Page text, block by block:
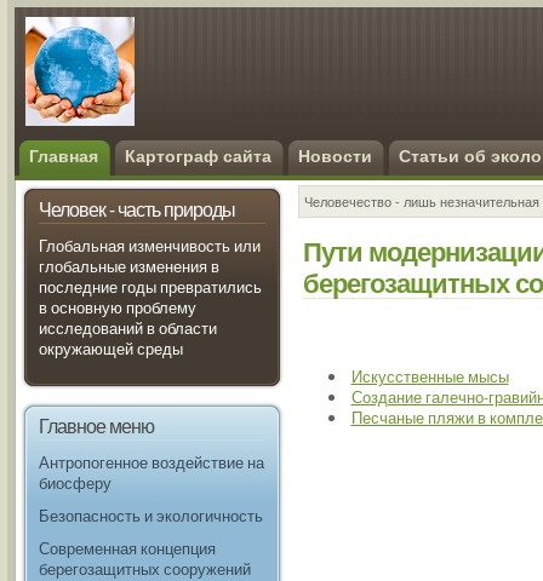
Главная Картограф сайта Новости Статьи об
Человек - часть природы
Глобальная изменчивость или
глобальные изменения в
последние годы превратились
в основную проблему
исследований в области
окружающей среды
Главное меню
Антропогенное воздействие на
биосферу
Безопасность и экологичность
Современная концепция
берегозащитных сооружений
Человечество - лишь
Пути
берегозащитных
Искусственные мысы
Создание галечно-
Песчаные пляжи в